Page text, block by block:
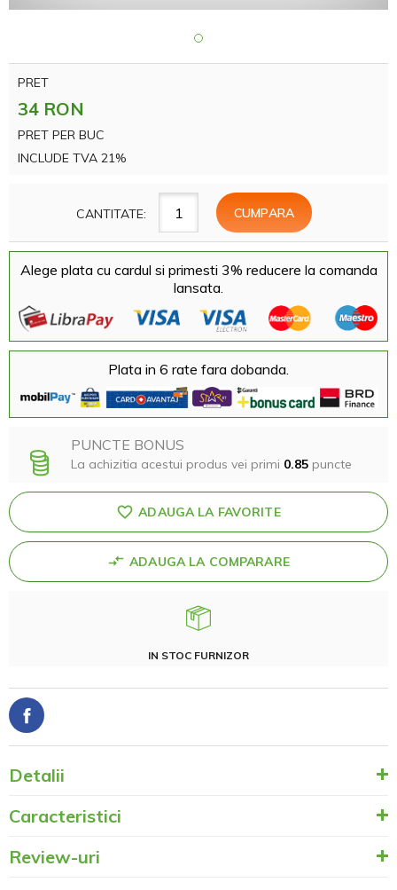
PRET
34 RON
PRET PER BUC
INCLUDE TVA 21%
CANTITATE:
Alege plata cu cardul si primesti 3% reducere la comanda
lansata.
Plata in 6 rate fara dobanda.
PUNCTE BONUS
La achizitia acestui produs vei primi 0.85 puncte
ADAUGA LA FAVORITE
ADAUGA LA COMPARARE
IN STOC FURNIZOR
Detalii
Caracteristici
Review-uri